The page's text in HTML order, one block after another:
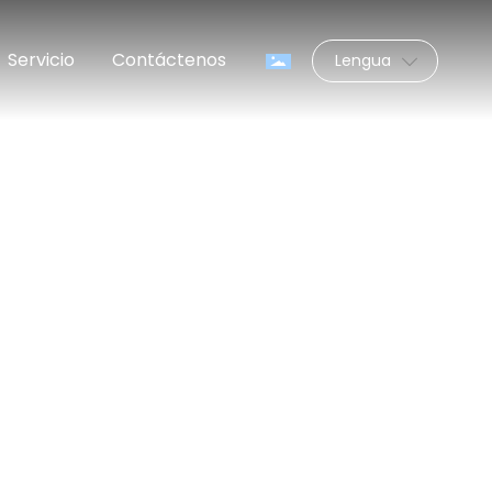
Servicio Contáctenos Lengua